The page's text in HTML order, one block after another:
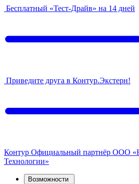
Бесплатный «Тест-Драйв» на 14 дней
Приведите друга в Контур.Экстерн!
Контур Официальный партнёр ООО
Технологии»
Возможности